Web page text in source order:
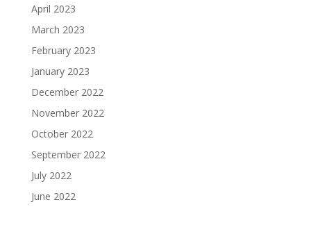
April 2023
March 2023
February 2023
January 2023
December 2022
November 2022
October 2022
September 2022
July 2022
June 2022